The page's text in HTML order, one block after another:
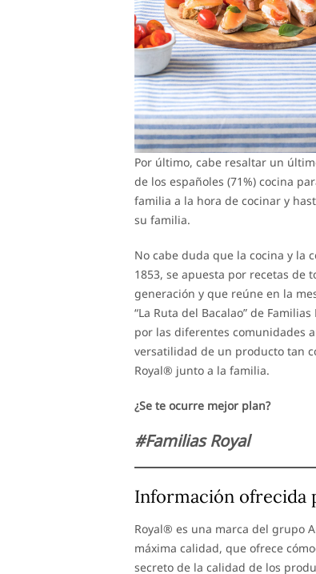
Por último, cabe resaltar un
de los españoles (71%) cocina
familia a la hora de cocinar y
su familia.
No cabe duda que la cocina y la
1853, se apuesta por recetas de
generación y que reúne en la
“La Ruta del Bacalao” de
por las diferentes comunidades
versatilidad de un producto tan
Royal® junto a la familia.
¿Se te ocurre mejor plan?
#Familias Royal
Información ofrecida
Royal® es una marca del grupo
máxima calidad, que ofrece
secreto de la calidad de los